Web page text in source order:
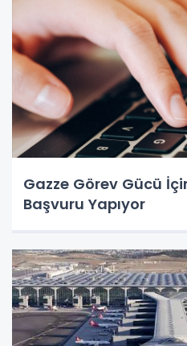
Gazze Görev Gücü
Başvuru Yapıyor